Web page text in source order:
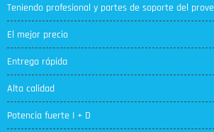
Teniendo profesional y partes de soporte del
El mejor precio
Entrega rápida
Alta calidad
Potencia fuerte I + D